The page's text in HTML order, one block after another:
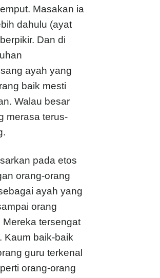
Masakan ia
dahulu (ayat
Dan di
ayah yang
baik mesti
Walau besar
merasa terus-
pada etos
orang-orang
ayah yang
orang
Mereka tersengat
Kaum baik-baik
guru terkenal
orang-orang